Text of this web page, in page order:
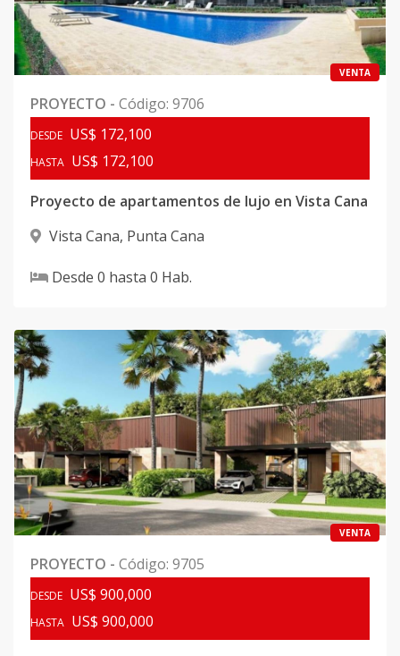
VENTA
PROYECTO - Código: 9706
DESDE US$ 172,100
HASTA US$ 172,100
Proyecto de apartamentos de lujo en Vista Cana
Vista Cana, Punta Cana
Desde 0 hasta 0 Hab.
VENTA
PROYECTO - Código: 9705
DESDE US$ 900,000
HASTA US$ 900,000